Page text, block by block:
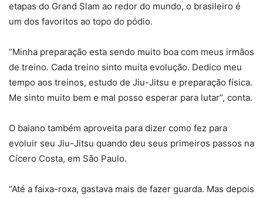
etapas do Grand Slam ao redor do mundo, o brasileiro é
um dos favoritos ao topo do pódio.
“Minha preparação esta sendo muito boa com meus irmãos
de treino. Cada treino sinto muita evolução. Dedico meu
tempo aos treinos, estudo de Jiu-Jitsu e preparação física.
Me sinto muito bem e mal posso esperar para lutar”, conta.
O baiano também aproveita para dizer como fez para
evoluir seu Jiu-Jitsu quando deu seus primeiros passos na
Cícero Costa, em São Paulo.
“Até a faixa-roxa, gastava mais de fazer guarda. Mas depois